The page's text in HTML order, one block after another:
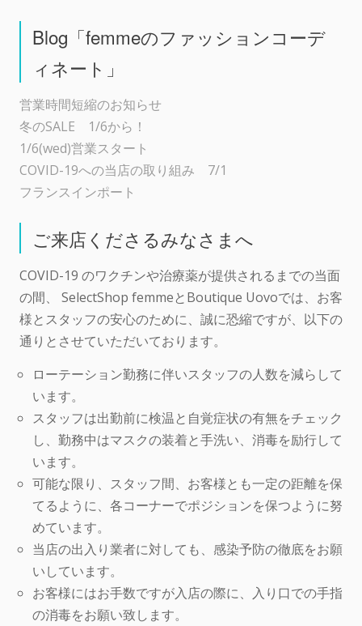
Blog「femmeのファッションコーデ
ィネート」
営業時間短縮のお知らせ
冬のSALE 1/6から！
1/6(wed)営業スタート
COVID-19への当店の取り組み 7/1
フランスインポート
ご来店くださるみなさまへ
COVID-19 のワクチンや治療薬が提供されるまでの当面
の間、 SelectShop femmeとBoutique Uovoでは、お客
様とスタッフの安心のために、誠に恐縮ですが、以下の
通りとさせていただいております。
ローテーション勤務に伴いスタッフの人数を減らして
います。
スタッフは出勤前に検温と自覚症状の有無をチェック
し、勤務中はマスクの装着と手洗い、消毒を励行して
います。
可能な限り、スタッフ間、お客様とも一定の距離を保
てるように、各コーナーでポジションを保つように努
めています。
当店の出入り業者に対しても、感染予防の徹底をお願
いしています。
お客様にはお手数ですが入店の際に、入り口での手指
の消毒をお願い致します。